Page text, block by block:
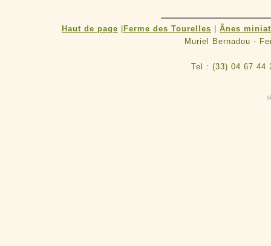
Haut de page Ferme des Tourelles
Ânes
Muriel Bernadou -
Tel : (33) 04 67 44